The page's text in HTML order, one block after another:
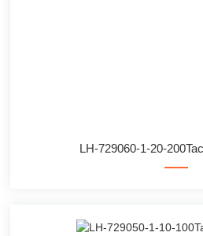
LH-729060-1-20-